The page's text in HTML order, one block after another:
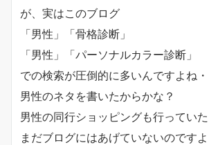
が、実はこのブログ
「男性」「骨格診断」
「男性」「パーソナルカラー診断」
での検索が圧倒的に多いんですよね
男性のネタを書いたからかな？
男性の同行ショッピングも行ってい
まだブログにはあげていないのですよ